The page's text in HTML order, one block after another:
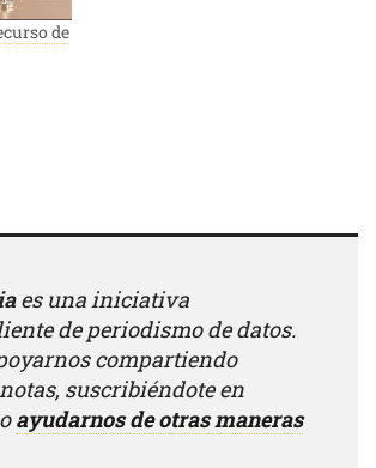
de
es una iniciativa
de periodismo de datos.
compartiendo
suscribiéndote en
ayudarnos de otras maneras